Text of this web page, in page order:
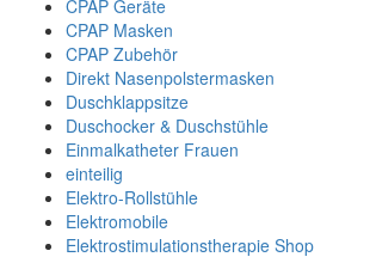
CPAP Geräte
CPAP Masken
CPAP Zubehör
Direkt Nasenpolstermasken
Duschklappsitze
Duschocker & Duschstühle
Einmalkatheter Frauen
einteilig
Elektro-Rollstühle
Elektromobile
Elektrostimulationstherapie Shop